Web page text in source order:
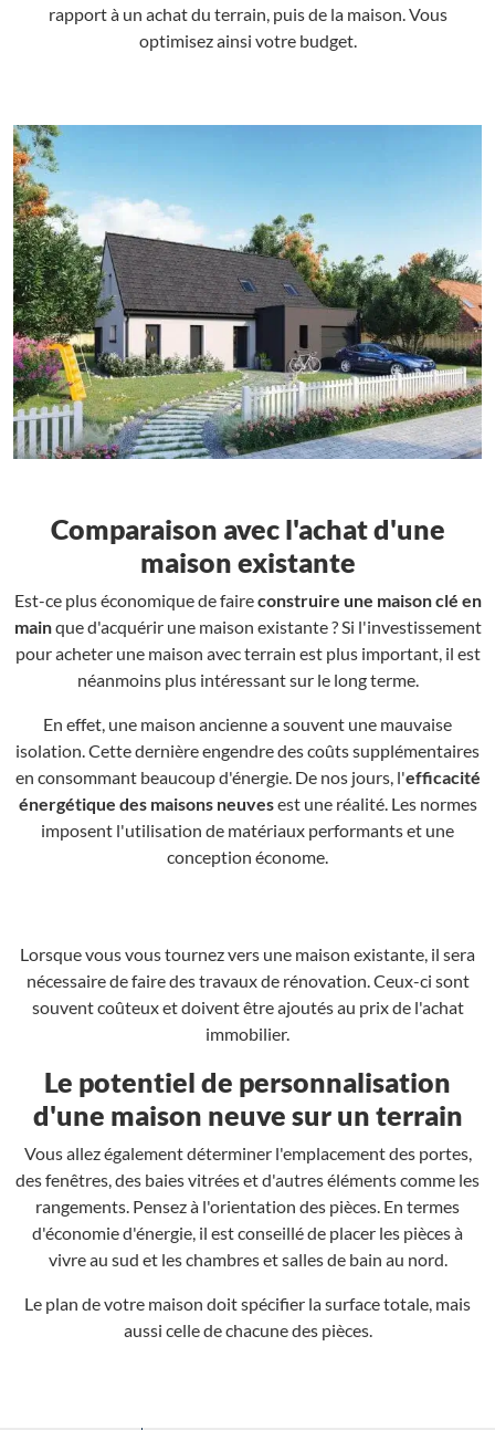
rapport à un achat du terrain, puis de la maison. Vous
optimisez ainsi votre budget.
Comparaison avec l'achat d'une
maison existante
Est-ce plus économique de faireconstruire une maison clé en
mainque d'acquérir une maison existante ? Si l'investissement
pour acheter une maison avec terrain est plus important, il est
néanmoins plus intéressant sur le long terme.
En effet, une maison ancienne a souvent une mauvaise
isolation. Cette dernière engendre des coûts supplémentaires
en consommant beaucoup d'énergie. De nos jours, l'efficacité
énergétique des maisons neuvesest une réalité. Les normes
imposent l'utilisation de matériaux performants et une
conception économe.
Lorsque vous vous tournez vers une maison existante, il sera
nécessaire de faire des travaux de rénovation. Ceux-ci sont
souvent coûteux et doivent être ajoutés au prix de l'achat
immobilier.
Le potentiel de personnalisation
d'une maison neuve sur un terrain
Vous allez également déterminer l'emplacement des portes,
des fenêtres, des baies vitrées et d'autres éléments comme les
rangements. Pensez à l'orientation des pièces. En termes
d'économie d'énergie, il est conseillé de placer les pièces à
vivre au sud et les chambres et salles de bain au nord.
Le plan de votre maison doit spécifier la surface totale, mais
aussi celle de chacune des pièces.